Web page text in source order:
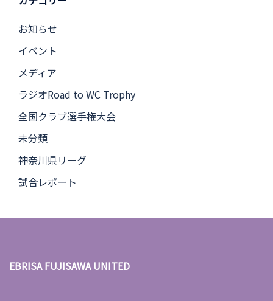
お知らせ
イベント
メディア
ラジオRoad to WC Trophy
全国クラブ選手権大会
未分類
神奈川県リーグ
試合レポート
EBRISA FUJISAWA UNITED